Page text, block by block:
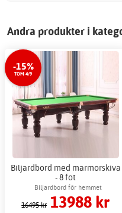
Andra produkter i
-15%
TOM 4/9
Biljardbord med marmorskiva
- 8 fot
Biljardbord för hemmet
16495 kr 13988 kr